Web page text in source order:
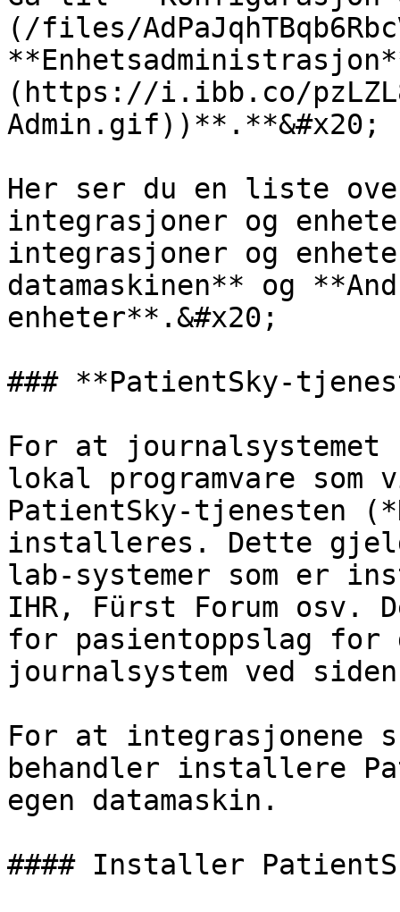
(/files/
(https://i.ibb.co/
Admin.gif))**.**&#x20;
Her ser du en liste
integrasjoner og
integrasjoner og
datamaskinen** og
enheter**.&#x20;
### **‌PatientSky-tjenesten**
For at journalsystemet
lokal programvare
PatientSky-tjenesten
installeres. Dette
lab-systemer som er
IHR, Fürst Forum osv.
for pasientoppslag for
journalsystem ved
For at integrasjonene
behandler installere
egen datamaskin.
#### Installer